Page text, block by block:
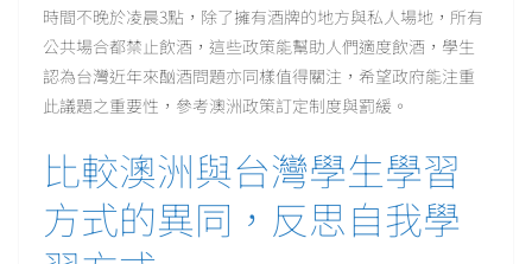
時間不晚於凌晨3點，除了擁有酒牌的地方與私人場地，所有
公共場合都禁止飲酒，這些政策能幫助人們適度飲酒，學生
認為台灣近年來酗酒問題亦同樣值得關注，希望政府能注重
此議題之重要性，參考澳洲政策訂定制度與罰緩。
比較澳洲與台灣學生學習
方式的異同，反思自我學